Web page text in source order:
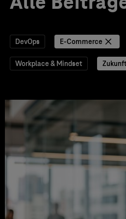
DevOps E-Commerce
Workplace & Mindset